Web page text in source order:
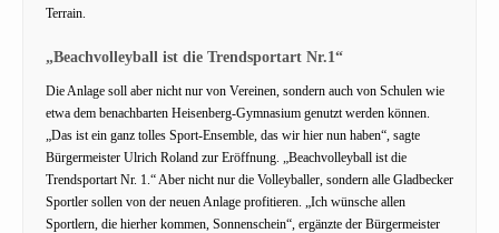
Terrain.
„Beachvolleyball ist die Trendsportart Nr.1“
Die Anlage soll aber nicht nur von Vereinen, sondern auch von Schulen wie
etwa dem benachbarten Heisenberg-Gymnasium genutzt werden können.
„Das ist ein ganz tolles Sport-Ensemble, das wir hier nun haben“, sagte
Bürgermeister Ulrich Roland zur Eröffnung. „Beachvolleyball ist die
Trendsportart Nr. 1.“ Aber nicht nur die Volleyballer, sondern alle Gladbecker
Sportler sollen von der neuen Anlage profitieren. „Ich wünsche allen
Sportlern, die hierher kommen, Sonnenschein“, ergänzte der Bürgermeister